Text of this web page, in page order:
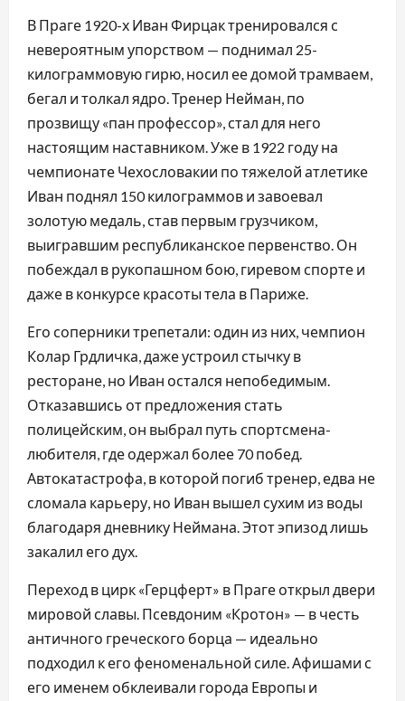
В Праге 1920-х Иван Фирцак тренировался с
невероятным упорством — поднимал 25-
килограммовую гирю, носил ее домой трамваем,
бегал и толкал ядро. Тренер Нейман, по
прозвищу «пан профессор», стал для него
настоящим наставником. Уже в 1922 году на
чемпионате Чехословакии по тяжелой атлетике
Иван поднял 150 килограммов и завоевал
золотую медаль, став первым грузчиком,
выигравшим республиканское первенство. Он
побеждал в рукопашном бою, гиревом спорте и
даже в конкурсе красоты тела в Париже.
Его соперники трепетали: один из них, чемпион
Колар Грдличка, даже устроил стычку в
ресторане, но Иван остался непобедимым.
Отказавшись от предложения стать
полицейским, он выбрал путь спортсмена-
любителя, где одержал более 70 побед.
Автокатастрофа, в которой погиб тренер, едва не
сломала карьеру, но Иван вышел сухим из воды
благодаря дневнику Неймана. Этот эпизод лишь
закалил его дух.
Переход в цирк «Герцферт» в Праге открыл двери
мировой славы. Псевдоним «Кротон» — в честь
античного греческого борца — идеально
подходил к его феноменальной силе. Афишами с
его именем обклеивали города Европы и